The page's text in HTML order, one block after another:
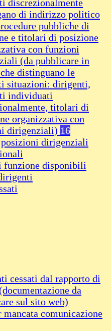
discrezionalmente
di indirizzo politico
pubbliche di
e titolari di posizione
con funzioni
(da pubblicare in
distinguano le
situazioni: dirigenti,
individuati
titolari di
organizzativa con
dirigenziali) 16
dirigenziali
funzione disponibili
cessati dal rapporto di
da
sul sito web)
mancata comunicazione